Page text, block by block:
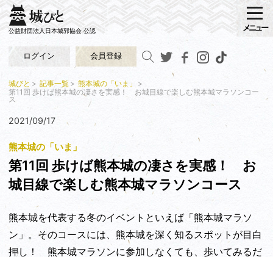
公益財団法人日本城郭協会 公認
ログイン 会員登録
メニュー
城びと 記事一覧
熊本城の「いま」
第11回 歩けば熊本城の凄さを実感！ お城目線で楽しむ熊本城マラソンコー
ス
2021/09/17
熊本城の「いま」
第11回 歩けば熊本城の凄さを実感！ お
城目線で楽しむ熊本城マラソンコース
熊本城を代表する冬のイベントといえば「熊本城マラソ
ン」。そのコースには、熊本城を深く知るスポットが目白
押し！ 熊本城マラソンに参加しなくても、歩いてみるだ